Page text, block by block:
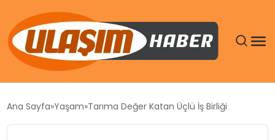
Ana Sayfa Yaşam Tarıma Değer Katan Üçlü İş Birliği